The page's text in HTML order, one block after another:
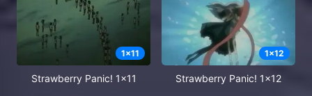
1x11
Strawberry Panic! 1x11
1x12
Strawberry Panic! 1x12